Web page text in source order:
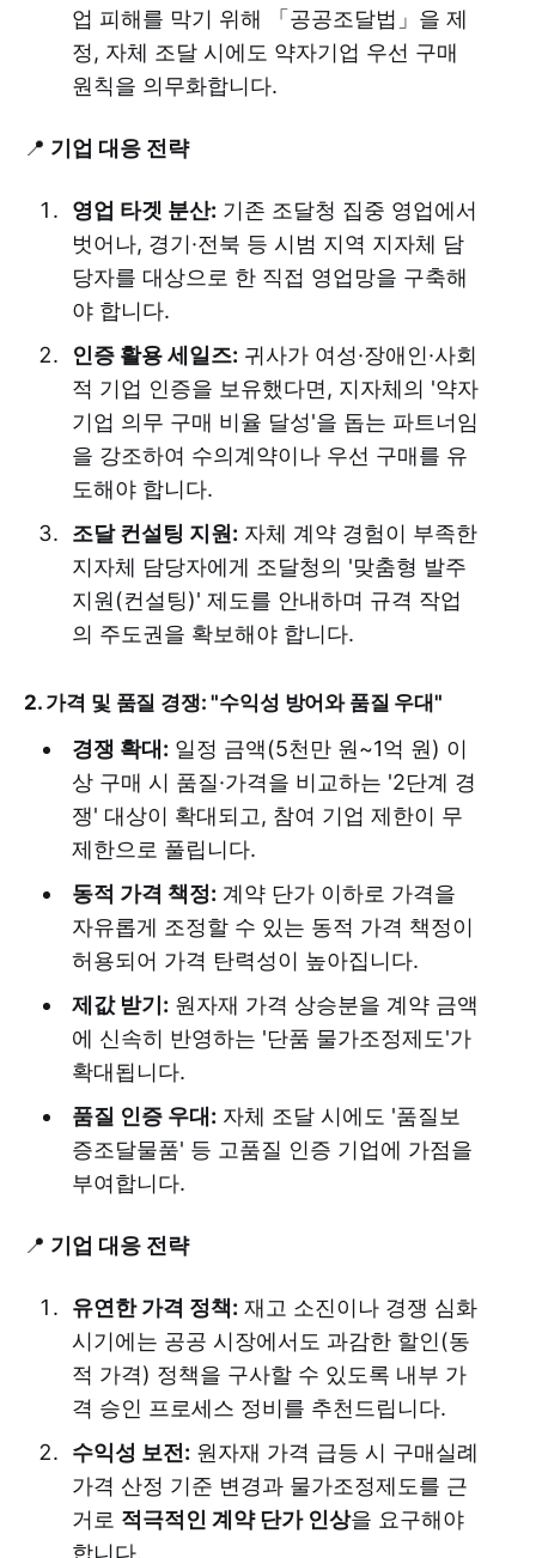
업 피해를 막기 위해 「공공조달법」을 제
정, 자체 조달 시에도 약자기업 우선 구매
원칙을 의무화합니다.
📍 기업 대응 전략
영업 타겟 분산: 기존 조달청 집중 영업에서
벗어나, 경기·전북 등 시범 지역 지자체 담
당자를 대상으로 한 직접 영업망을 구축해
야 합니다.
인증 활용 세일즈: 귀사가 여성·장애인·사회
적 기업 인증을 보유했다면, 지자체의 '약자
기업 의무 구매 비율 달성'을 돕는 파트너임
을 강조하여 수의계약이나 우선 구매를 유
도해야 합니다.
조달 컨설팅 지원: 자체 계약 경험이 부족한
지자체 담당자에게 조달청의 '맞춤형 발주
지원(컨설팅)' 제도를 안내하며 규격 작업
의 주도권을 확보해야 합니다.
2. 가격 및 품질 경쟁: "수익성 방어와 품질 우대"
경쟁 확대: 일정 금액(5천만 원~1억 원) 이
상 구매 시 품질·가격을 비교하는 '2단계 경
쟁' 대상이 확대되고, 참여 기업 제한이 무
제한으로 풀립니다.
동적 가격 책정: 계약 단가 이하로 가격을
자유롭게 조정할 수 있는 동적 가격 책정이
허용되어 가격 탄력성이 높아집니다.
제값 받기: 원자재 가격 상승분을 계약 금액
에 신속히 반영하는 '단품 물가조정제도'가
확대됩니다.
품질 인증 우대: 자체 조달 시에도 '품질보
증조달물품' 등 고품질 인증 기업에 가점을
부여합니다.
📍 기업 대응 전략
유연한 가격 정책: 재고 소진이나 경쟁 심화
시기에는 공공 시장에서도 과감한 할인(동
적 가격) 정책을 구사할 수 있도록 내부 가
격 승인 프로세스 정비를 추천드립니다.
수익성 보전: 원자재 가격 급등 시 구매실례
가격 산정 기준 변경과 물가조정제도를 근
거로 적극적인 계약 단가 인상을 요구해야
합니다.